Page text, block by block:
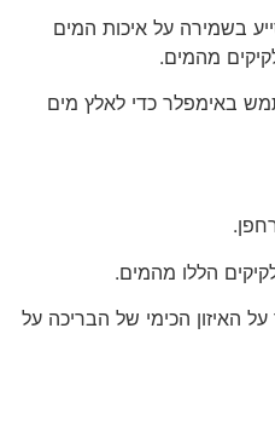
בשמירה על איכות המים
מהמים.
באימפלר כדי לאלץ מים
הללו מהמים.
האיזון הכימי של הבריכה על